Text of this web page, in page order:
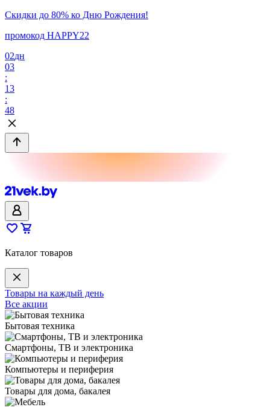
Скидки до 80% ко Дню Рождения!
промокод HAPPY22
02дн
03
:
13
:
48
Каталог товаров
Товары на каждый день
Все акции
Бытовая техника
Смартфоны, ТВ и электроника
Компьютеры и периферия
Товары для дома, бакалея